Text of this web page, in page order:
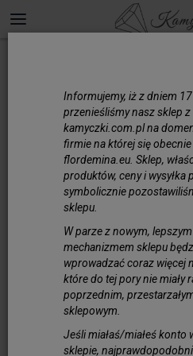
Informujemy, iż z dniem
przenieśliśmy nasz sklep
kamyczki.com.pl na
firmie na której się
flordemina.eu. Sklep,
produktów, ceny i wysyłka
symbolicznie
sklepu.
W parze z nowym,
mechanizmem sklepu
wprowadzać coraz więcej
które do tej pory nie miały
poprzednim,
sklepowym.
Jeśli miałaś/miałeś konto
sklepie,
Gumka
1.0mm Szpulka